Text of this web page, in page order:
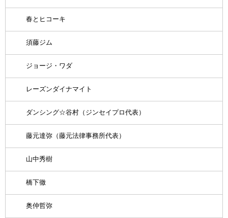
春とヒコーキ
須藤ジム
ジョージ・ワダ
レーズンダイナマイト
ダンシング☆谷村（ジンセイプロ代表）
藤元達弥（藤元法律事務所代表）
山中秀樹
橋下徹
奥仲哲弥